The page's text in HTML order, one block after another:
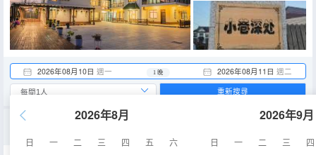
2026年08月10日 週一 2026年08月11日 週二
1 晚
2026年8月
日 一 二 三 四 五
六
2026年9月
日 一 二 三
四
重新搜尋